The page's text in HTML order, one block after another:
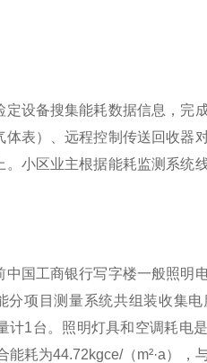
设备搜集能耗数据信息，完
表）、远程控制传送回收器
小区业主根据能耗监测系统
国工商银行写字楼一般照明
项目测量系统共组装收集
1台。照明灯具和空调耗电
耗为44.72kgce/（m²·a），